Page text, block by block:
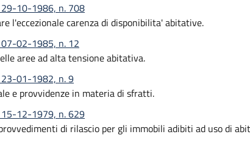
29-10-1986, n. 708
l'eccezionale carenza di disponibilita' abitative.
07-02-1985, n. 12
aree ad alta tensione abitativa.
23-01-1982, n. 9
e provvidenze in materia di sfratti.
15-12-1979, n. 629
di rilascio per gli immobili adibiti ad uso di